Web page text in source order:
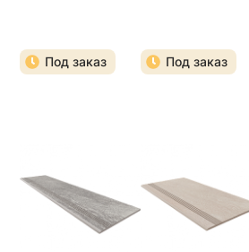
Под заказ Под заказ